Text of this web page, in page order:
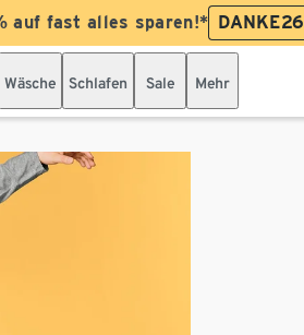
auf fast alles sparen!* DANKE26
Wäsche Schlafen Sale Mehr